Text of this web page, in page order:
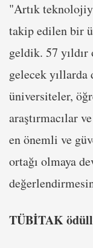
"Artık
takip edilen bir
geldik. 57
gelecek
üniversiteler,
araştırmacılar
en önemli ve
ortağı olmaya
TÜBİTAK